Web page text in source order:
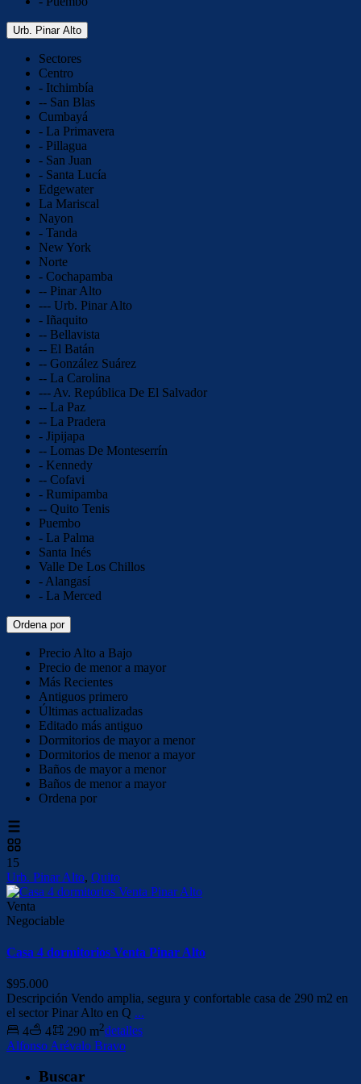
Urb. Pinar Alto
Sectores
Centro
- Itchimbía
-- San Blas
Cumbayá
- La Primavera
- Pillagua
- San Juan
- Santa Lucía
Edgewater
La Mariscal
Nayon
- Tanda
New York
Norte
- Cochapamba
-- Pinar Alto
--- Urb. Pinar Alto
- Iñaquito
-- Bellavista
-- El Batán
-- González Suárez
-- La Carolina
--- Av. República De El Salvador
-- La Paz
-- La Pradera
- Jipijapa
-- Lomas De Monteserrín
- Kennedy
-- Cofavi
- Rumipamba
-- Quito Tenis
Puembo
- La Palma
Santa Inés
Valle De Los Chillos
- Alangasí
- La Merced
Ordena por
Precio Alto a Bajo
Precio de menor a mayor
Más Recientes
Antiguos primero
Últimas actualizadas
Editado más antiguo
Dormitorios de mayor a menor
Dormitorios de menor a mayor
Baños de mayor a menor
Baños de menor a mayor
Ordena por
15
Urb. Pinar Alto, Quito
Venta
Negociable
Casa 4 dormitorios Venta Pinar Alto
$95.000
Descripción Vendo amplia, segura y confortable casa de 290 m2 en
el sector Pinar Alto en Q ...
4
4 290 m2detalles
Alfonso Arévalo Bravo
Buscar